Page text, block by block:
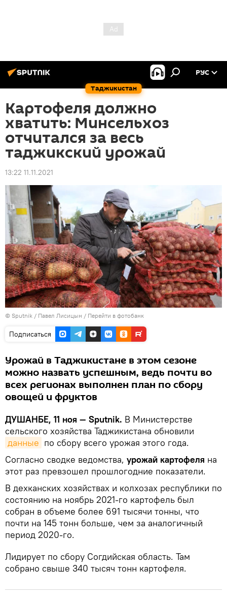
Таджикистан
РУС
Картофеля должно
хватить: Минсельхоз
отчитался за весь
таджикский урожай
13:22 11.11.2021
© Sputnik / Павел Лисицын / Перейти в фотобанк
Подписаться
Урожай в Таджикистане в этом сезоне
можно назвать успешным, ведь почти во
всех регионах выполнен план по сбору
овощей и фруктов
ДУШАНБЕ, 11 ноя — Sputnik. В Министерстве
сельского хозяйства Таджикистана обновили
данные по сбору всего урожая этого года.
Согласно сводке ведомства, урожай картофеля на
этот раз превзошел прошлогодние показатели.
В дехканских хозяйствах и колхозах республики по
состоянию на ноябрь 2021-го картофель был
собран в объеме более 691 тысячи тонны, что
почти на 145 тонн больше, чем за аналогичный
период 2020-го.
Лидирует по сбору Согдийская область. Там
собрано свыше 340 тысяч тонн картофеля.